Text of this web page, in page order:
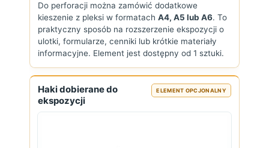
Do perforacji można zamówić dodatkowe
kieszenie z pleksi w formatach A4, A5 lub A6. To
praktyczny sposób na rozszerzenie ekspozycji o
ulotki, formularze, cenniki lub krótkie materiały
informacyjne. Element jest dostępny od 1 sztuki.
Haki dobierane do
ekspozycji
ELEMENT OPCJONALNY